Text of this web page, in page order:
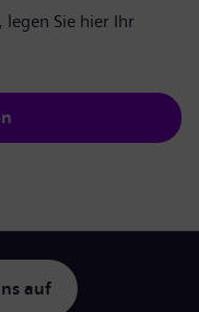
Sie hier Ihr
auf